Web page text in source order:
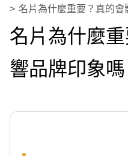
名片為什麼重要？真的會
名片為什麼
響品牌印象嗎